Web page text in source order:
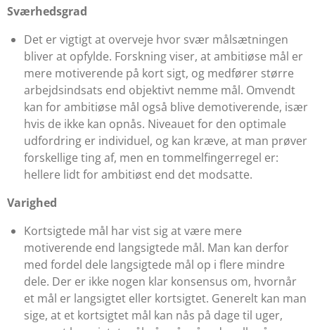
Sværhedsgrad
Det er vigtigt at overveje hvor svær målsætningen
bliver at opfylde. Forskning viser, at ambitiøse mål er
mere motiverende på kort sigt, og medfører større
arbejdsindsats end objektivt nemme mål. Omvendt
kan for ambitiøse mål også blive demotiverende, især
hvis de ikke kan opnås. Niveauet for den optimale
udfordring er individuel, og kan kræve, at man prøver
forskellige ting af, men en tommelfingerregel er:
hellere lidt for ambitiøst end det modsatte.
Varighed
Kortsigtede mål har vist sig at være mere
motiverende end langsigtede mål. Man kan derfor
med fordel dele langsigtede mål op i flere mindre
dele. Der er ikke nogen klar konsensus om, hvornår
et mål er langsigtet eller kortsigtet. Generelt kan man
sige, at et kortsigtet mål kan nås på dage til uger,